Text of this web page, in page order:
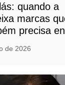
quando a
marcas
precisa
de 2026